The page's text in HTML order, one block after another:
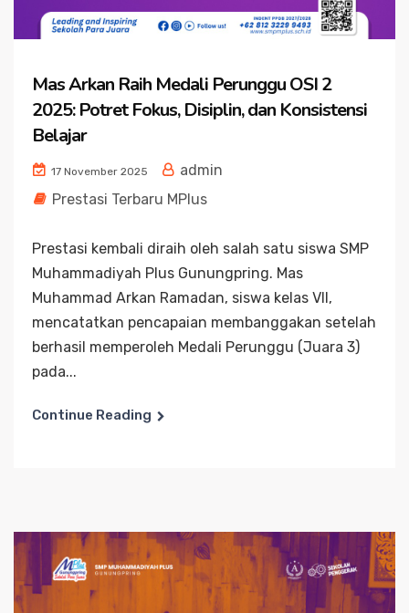
Mas Arkan Raih Medali Perunggu OSI 2
2025: Potret Fokus, Disiplin, dan Konsistensi
Belajar
17 November 2025
admin
Prestasi Terbaru MPlus
Prestasi kembali diraih oleh salah satu siswa SMP
Muhammadiyah Plus Gunungpring. Mas
Muhammad Arkan Ramadan, siswa kelas VII,
mencatatkan pencapaian membanggakan setelah
berhasil memperoleh Medali Perunggu (Juara 3)
pada...
Continue Reading